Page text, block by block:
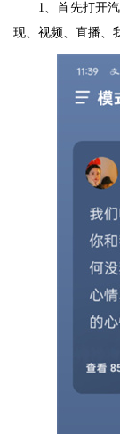
1、首先打开
现、视频、直播、